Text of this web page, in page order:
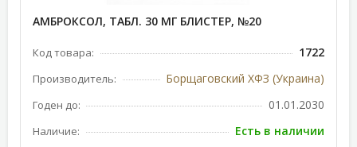
АМБРОКСОЛ, ТАБЛ. 30 МГ БЛИСТЕР, №20
Код товара: 1722
Производитель: Борщаговский ХФЗ (Украина)
Годен до: 01.01.2030
Наличие: Есть в наличии